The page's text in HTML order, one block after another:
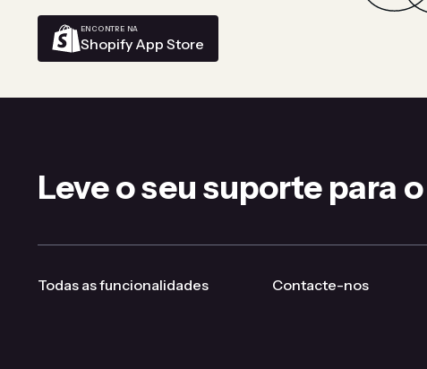
ENCONTRE NA
Shopify App Store
Leve o seu suporte para
Todas as funcionalidades Contacte-nos